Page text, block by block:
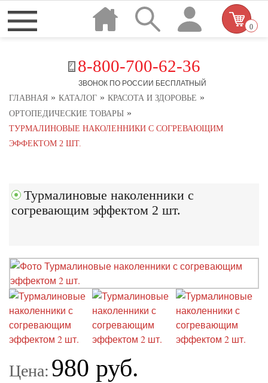
8-800-700-62-36
ЗВОНОК ПО РОССИИ БЕСПЛАТНЫЙ
0
ГЛАВНАЯ » КАТАЛОГ » КРАСОТА И ЗДОРОВЬЕ »
ОРТОПЕДИЧЕСКИЕ ТОВАРЫ »
ТУРМАЛИНОВЫЕ НАКОЛЕННИКИ С СОГРЕВАЮЩИМ
ЭФФЕКТОМ 2 ШТ.
Турмалиновые наколенники с
согревающим эффектом 2 шт.
Цена: 980 руб.